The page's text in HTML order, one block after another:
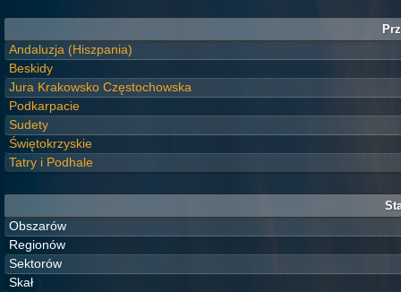
Andaluzja (Hiszpania)
Beskidy
Jura Krakowsko Częstochowska
Podkarpacie
Sudety
Świętokrzyskie
Tatry i Podhale
Obszarów
Regionów
Sektorów
Skał